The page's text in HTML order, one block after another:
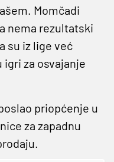
Momčadi
nema rezultatski
su iz lige već
igri za osvajanje
priopćenje u
za zapadnu